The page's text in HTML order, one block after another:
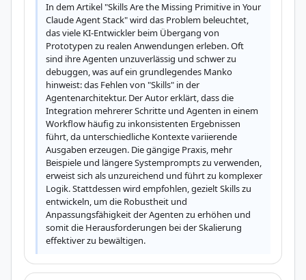
In dem Artikel "Skills Are the Missing Primitive in Your
Claude Agent Stack" wird das Problem beleuchtet,
das viele KI-Entwickler beim Übergang von
Prototypen zu realen Anwendungen erleben. Oft
sind ihre Agenten unzuverlässig und schwer zu
debuggen, was auf ein grundlegendes Manko
hinweist: das Fehlen von "Skills" in der
Agentenarchitektur. Der Autor erklärt, dass die
Integration mehrerer Schritte und Agenten in einem
Workflow häufig zu inkonsistenten Ergebnissen
führt, da unterschiedliche Kontexte variierende
Ausgaben erzeugen. Die gängige Praxis, mehr
Beispiele und längere Systemprompts zu verwenden,
erweist sich als unzureichend und führt zu komplexer
Logik. Stattdessen wird empfohlen, gezielt Skills zu
entwickeln, um die Robustheit und
Anpassungsfähigkeit der Agenten zu erhöhen und
somit die Herausforderungen bei der Skalierung
effektiver zu bewältigen.